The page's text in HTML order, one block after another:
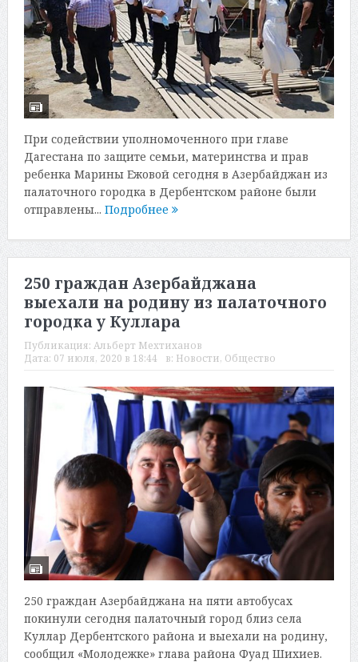
При содействии уполномоченного при главе
Дагестана по защите семьи, материнства и прав
ребенка Марины Ежовой сегодня в Азербайджан из
палаточного городка в Дербентском районе были
отправлены... Подробнее
250 граждан Азербайджана
выехали на родину из палаточного
городка у Куллара
Публикация: Альберт Мехтиханов
Дата: 07 июля, 2020 в 18:44 в: Новости, Общество
250 граждан Азербайджана на пяти автобусах
покинули сегодня палаточный город близ села
Куллар Дербентского района и выехали на родину,
сообщил «Молодежке» глава района Фуад Шихиев.